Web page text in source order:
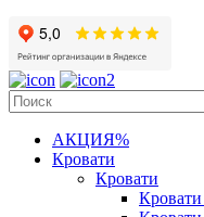
АКЦИЯ%
Кровати
Кровати